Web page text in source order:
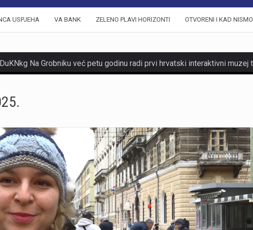
USPJEHA VA BANK ZELENO PLAVI HORIZONTI OTVORENI I KAD NISMO